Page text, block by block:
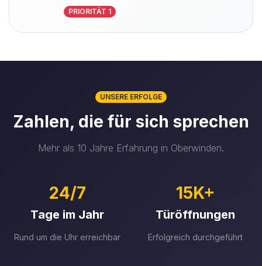
PRIORITÄT 1
UNSERE ERFOLGE
Zahlen, die für sich sprechen
Mehr als 10 Jahre Erfahrung in Oberwinden.
24/7
Tage im Jahr
Rund um die Uhr erreichbar
15K+
Türöffnungen
Erfolgreich durchgeführt